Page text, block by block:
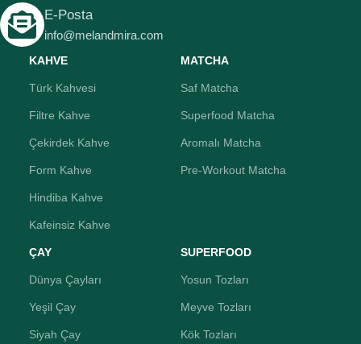
E-Posta
info@melandmira.com
KAHVE
Türk Kahvesi
Filtre Kahve
Çekirdek Kahve
Form Kahve
Hindiba Kahve
Kafeinsiz Kahve
MATCHA
Saf Matcha
Superfood Matcha
Aromalı Matcha
Pre-Workout Matcha
ÇAY
Dünya Çayları
Yeşil Çay
Siyah Çay
SUPERFOOD
Yosun Tozları
Meyve Tozları
Kök Tozları